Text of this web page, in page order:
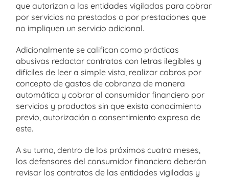
que autorizan a las entidades vigiladas para cobrar
por servicios no prestados o por prestaciones que
no impliquen un servicio adicional.
Adicionalmente se califican como prácticas
abusivas redactar contratos con letras ilegibles y
difíciles de leer a simple vista, realizar cobros por
concepto de gastos de cobranza de manera
automática y cobrar al consumidor financiero por
servicios y productos sin que exista conocimiento
previo, autorización o consentimiento expreso de
este.
A su turno, dentro de los próximos cuatro meses,
los defensores del consumidor financiero deberán
revisar los contratos de las entidades vigiladas y